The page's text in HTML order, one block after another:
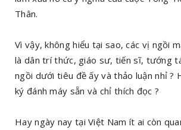
Thân.
Vì vậy, không hiểu tại sao, các vị ngồi
là dân trí thức, giáo sư, tiến sĩ, tướng
ngồi dưới tiêu đề ấy và thảo luận nhỉ ?
ký đánh máy sẵn và chỉ thích đọc ?
Hay ngày nay tại Việt Nam ít ai còn